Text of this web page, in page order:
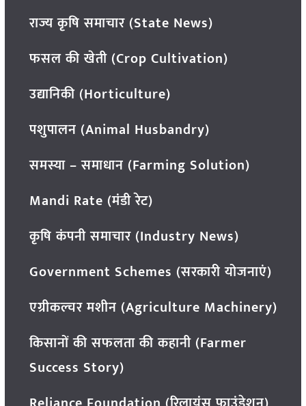
राज्य कृषि समाचार (State News)
फसल की खेती (Crop Cultivation)
उद्यानिकी (Horticulture)
पशुपालन (Animal Husbandry)
समस्या – समाधान (Farming Solution)
Mandi Rate (मंडी रेट)
कृषि कंपनी समाचार (Industry News)
Government Schemes (सरकारी योजनाएं)
एग्रीकल्चर मशीन (Agriculture Machinery)
किसानों की सफलता की कहानी (Farmer
Success Story)